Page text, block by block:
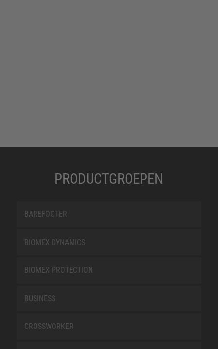
PRODUCTGROEPEN
BAREFOOTER
BIOMEX DYNAMICS
BIOMEX PROTECTION
BUSINESS
CROSSWORKER